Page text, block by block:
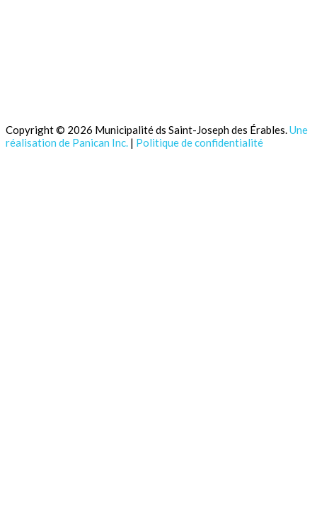
Copyright © 2026 Municipalité ds Saint-Joseph des Érables.Une
réalisation de Panican Inc. | Politique de confidentialité